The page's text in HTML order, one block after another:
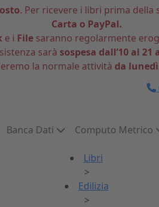
. Per ricevere i libri prima della
Carta o PayPal.
e i File saranno regolarmente
sarà sospesa dall’10 al 21
la normale attività da
Banca Dati Computo Metrico
Libri
>
Edilizia
>